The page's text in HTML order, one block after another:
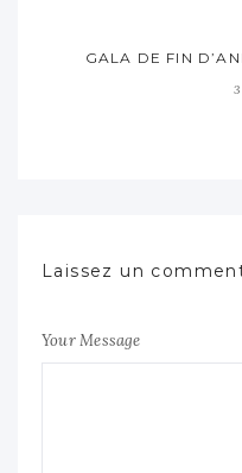
GALA DE FIN
Laissez un
Your Message